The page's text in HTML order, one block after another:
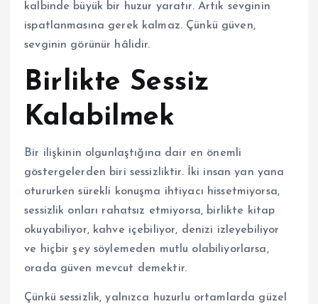
kalbinde büyük bir huzur yaratır. Artık sevginin
ispatlanmasına gerek kalmaz. Çünkü güven,
sevginin görünür hâlidir.
Birlikte Sessiz
Kalabilmek
Bir ilişkinin olgunlaştığına dair en önemli
göstergelerden biri sessizliktir. İki insan yan yana
otururken sürekli konuşma ihtiyacı hissetmiyorsa,
sessizlik onları rahatsız etmiyorsa, birlikte kitap
okuyabiliyor, kahve içebiliyor, denizi izleyebiliyor
ve hiçbir şey söylemeden mutlu olabiliyorlarsa,
orada güven mevcut demektir.
Çünkü sessizlik, yalnızca huzurlu ortamlarda güzel